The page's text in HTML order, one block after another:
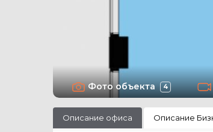
Фото объекта 4
Описание офиса Описание